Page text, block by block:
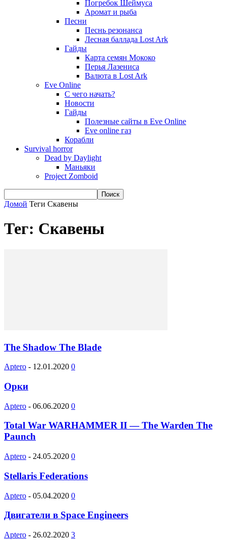
Погребок Шеймуса
Аромат и рыба
Песни
Песнь резонанса
Лесная баллада Lost Ark
Гайды
Карта семян Мококо
Перья Лазениса
Валюта в Lost Ark
Eve Online
С чего начать?
Новости
Гайды
Полезные сайты в Eve Online
Eve online газ
Корабли
Survival horror
Dead by Daylight
Маньяки
Project Zomboid
Домой Теги Скавены
Тег: Скавены
The Shadow The Blade
Aptero - 12.01.2020 0
Орки
Aptero - 06.06.2020 0
Total War WARHAMMER II — The Warden The
Paunch
Aptero - 24.05.2020 0
Stellaris Federations
Aptero - 05.04.2020 0
Двигатели в Space Engineers
Aptero - 26.02.2020 3